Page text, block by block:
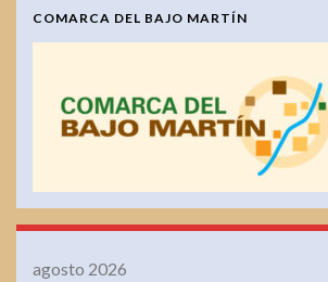
COMARCA DEL BAJO MARTÍN
agosto 2026